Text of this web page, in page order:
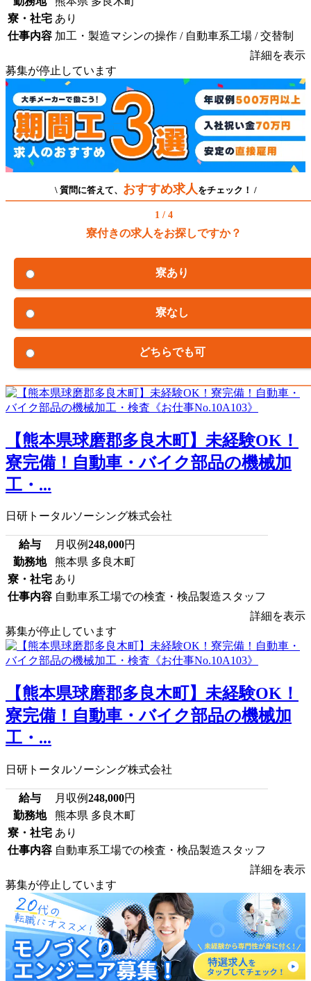
寮・社宅 あり
仕事内容 加工・製造マシンの操作 / 自動車系工場 / 交替制
詳細を表示
募集が停止しています
\ 質問に答えて、 おすすめ求人 をチェック！ /
1 / 4
寮付きの求人をお探しですか？
寮あり
寮なし
どちらでも可
【熊本県球磨郡多良木町】未経験OK！
寮完備！自動車・バイク部品の機械加
工・...
日研トータルソーシング株式会社
給与 月収例248,000円
勤務地
熊本県 多良木町
寮・社宅 あり
仕事内容 自動車系工場での検査・検品製造スタッフ
詳細を表示
募集が停止しています
【熊本県球磨郡多良木町】未経験OK！
寮完備！自動車・バイク部品の機械加
工・...
日研トータルソーシング株式会社
給与 月収例248,000円
勤務地
熊本県 多良木町
寮・社宅 あり
仕事内容 自動車系工場での検査・検品製造スタッフ
詳細を表示
募集が停止しています